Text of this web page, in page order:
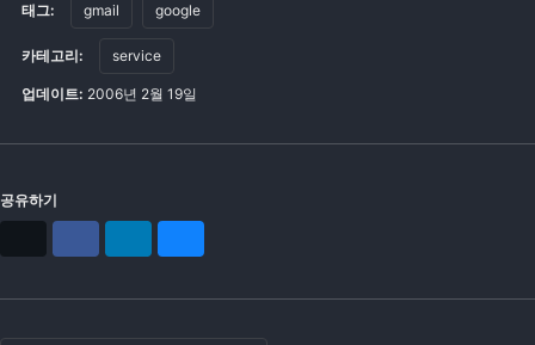
태그: gmail google
카테고리: service
업데이트: 2006년 2월 19일
공유하기